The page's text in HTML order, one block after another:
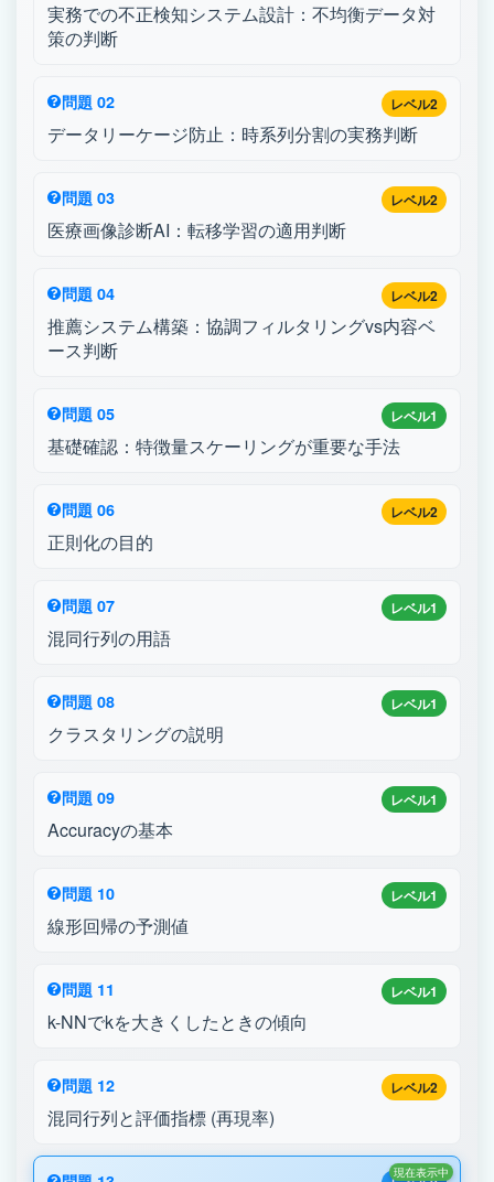
実務での不正検知システム設計：不均衡データ対
策の判断
レベル2
問題 02
データリーケージ防止：時系列分割の実務判断
レベル2
問題 03
医療画像診断AI：転移学習の適用判断
レベル2
問題 04
推薦システム構築：協調フィルタリングvs内容ベ
ース判断
レベル1
問題 05
基礎確認：特徴量スケーリングが重要な手法
レベル2
問題 06
正則化の目的
レベル1
問題 07
混同行列の用語
レベル1
問題 08
クラスタリングの説明
レベル1
問題 09
Accuracyの基本
レベル1
問題 10
線形回帰の予測値
レベル1
問題 11
k-NNでkを大きくしたときの傾向
レベル2
問題 12
混同行列と評価指標 (再現率)
現在表示中